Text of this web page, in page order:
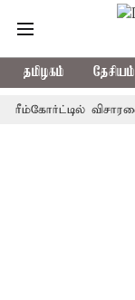
தமிழகம் தேசியம்
விசாரணை